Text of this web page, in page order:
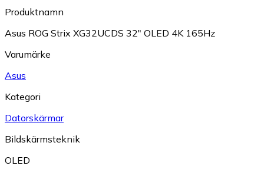
Produktnamn
Asus ROG Strix XG32UCDS 32" OLED 4K 165Hz
Varumärke
Asus
Kategori
Datorskärmar
Bildskärmsteknik
OLED